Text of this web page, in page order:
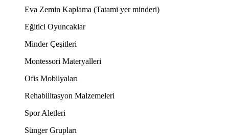
Eva Zemin Kaplama (Tatami yer minderi)
Eğitici Oyuncaklar
Minder Çeşitleri
Montessori Materyalleri
Ofis Mobilyaları
Rehabilitasyon Malzemeleri
Spor Aletleri
Sünger Grupları